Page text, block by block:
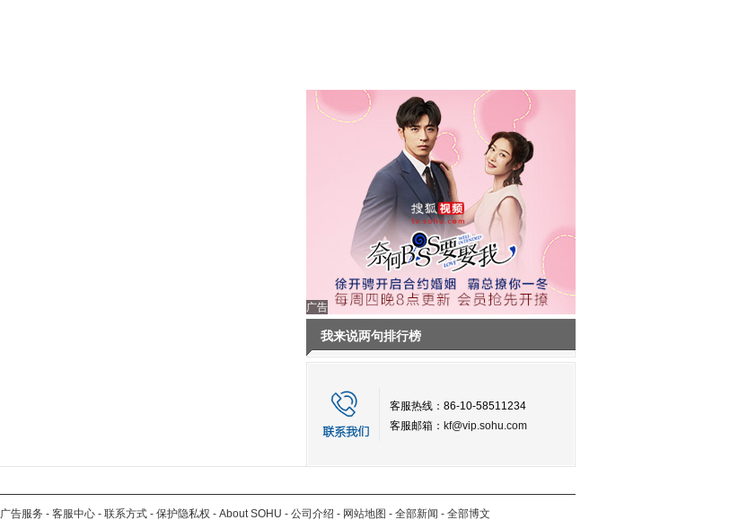
广告
我来说两句排行榜
客服热线：86-10-58511234
客服邮箱： kf@vip.sohu.com
广告服务 - 客服中心 - 联系方式 - 保护隐私权 - About SOHU - 公司介绍 - 网站地图 - 全部新闻 - 全部博文